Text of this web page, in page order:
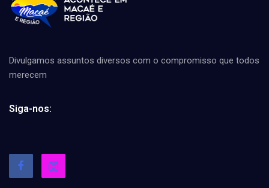
Divulgamos assuntos diversos com o compromisso que todos
merecem
Siga-nos: